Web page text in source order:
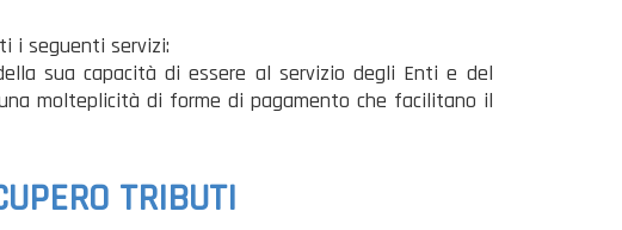
i seguenti servizi:
sua capacità di essere al servizio degli Enti e del
molteplicità di forme di pagamento che facilitano il
TRIBUTI